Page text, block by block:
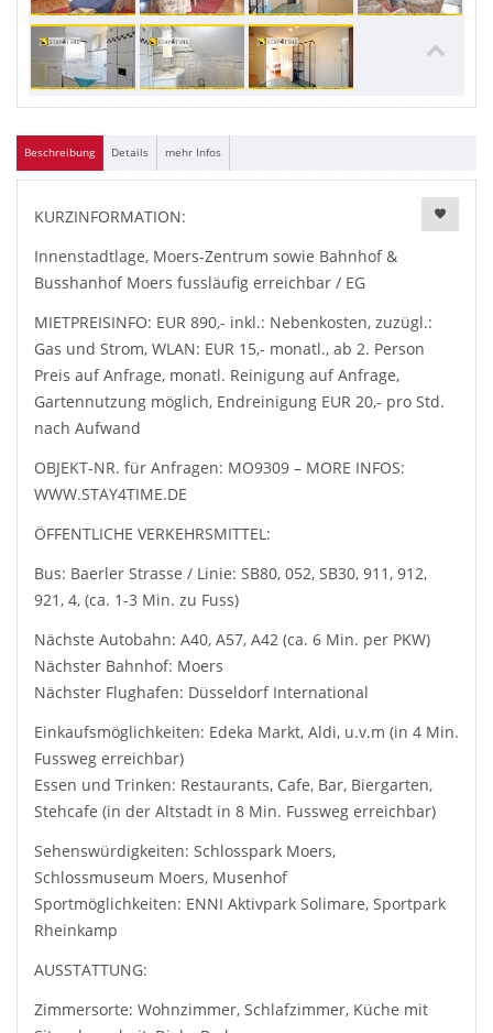
Beschreibung Details mehr Infos
KURZINFORMATION:
Innenstadtlage, Moers-Zentrum sowie Bahnhof &
Busshanhof Moers fussläufig erreichbar / EG
MIETPREISINFO: EUR 890,- inkl.: Nebenkosten, zuzügl.:
Gas und Strom, WLAN: EUR 15,- monatl., ab 2. Person
Preis auf Anfrage, monatl. Reinigung auf Anfrage,
Gartennutzung möglich, Endreinigung EUR 20,- pro Std.
nach Aufwand
OBJEKT-NR. für Anfragen: MO9309 – MORE INFOS:
WWW.STAY4TIME.DE
ÖFFENTLICHE VERKEHRSMITTEL:
Bus: Baerler Strasse / Linie: SB80, 052, SB30, 911, 912,
921, 4, (ca. 1-3 Min. zu Fuss)
Nächste Autobahn: A40, A57, A42 (ca. 6 Min. per PKW)
Nächster Bahnhof: Moers
Nächster Flughafen: Düsseldorf International
Einkaufsmöglichkeiten: Edeka Markt, Aldi, u.v.m (in 4 Min.
Fussweg erreichbar)
Essen und Trinken: Restaurants, Cafe, Bar, Biergarten,
Stehcafe (in der Altstadt in 8 Min. Fussweg erreichbar)
Sehenswürdigkeiten: Schlosspark Moers,
Schlossmuseum Moers, Musenhof
Sportmöglichkeiten: ENNI Aktivpark Solimare, Sportpark
Rheinkamp
AUSSTATTUNG:
Zimmersorte: Wohnzimmer, Schlafzimmer, Küche mit